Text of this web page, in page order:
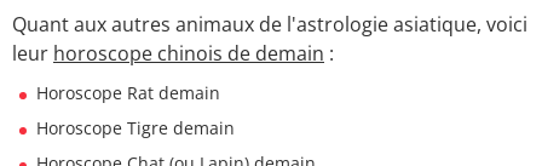
Quant aux autres animaux de l'astrologie asiatique, voici
leur horoscope chinois de demain :
Horoscope Rat demain
Horoscope Tigre demain